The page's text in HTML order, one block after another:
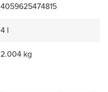
4059625474815
4 l
2.004 kg